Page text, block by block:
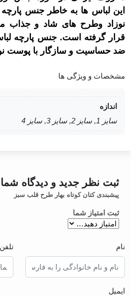
این لباس ها به خاطر جنس
نوزاد وطرح های شاد و جذاب
قرار گرفته است. جنس پارچه لباس
ضد حساسیت و سازگار با پوست
مشخصات و ویژگی ها
اندازه
سایز 1, سایز 2, سایز 3, سایز 4
ثبت نظر جدید و دیدگاه شما
پیشبندی کتان کوتاه بهار طرح قلب سبز
ثبت امتیاز شما
نام
ایمیل